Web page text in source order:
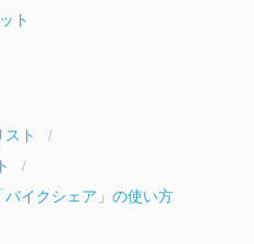
ト
スト
バイクシェア」の使い方